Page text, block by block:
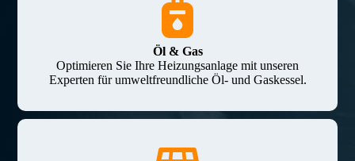
Öl & Gas
Optimieren Sie Ihre Heizungsanlage mit unseren
Experten für umweltfreundliche Öl- und Gaskessel.